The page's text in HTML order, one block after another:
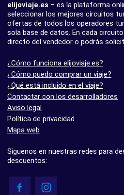
elijoviaje.es – es la plataforma
seleccionar los mejores circuitos
ofertas de todos los operadores
sola base de datos. En cada
directo del vendedor o podrás
¿Cómo funciona elijoviaje.es?
¿Cómo puedo comprar un viaje?
¿Qué está incluido en el viaje?
Contactar con los desarrolladores
Aviso legal
Política de privacidad
Mapa web
Síguenos en nuestras redes para
descuentos: